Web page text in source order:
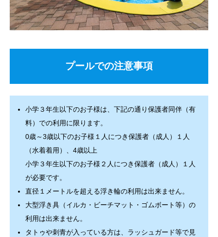
プールでの注意事項
小学３年生以下のお子様は、下記の通り保護者同伴（有
料）での利用に限ります。
0歳～3歳以下のお子様１人につき保護者（成人）１人
（水着着用）、4歳以上
小学３年生以下のお子様２人につき保護者（成人）１人
が必要です。
直径１メートルを超える浮き輪の利用は出来ません。
大型浮き具（イルカ・ビーチマット・ゴムボート等）の
利用は出来ません。
タトゥや刺青が入っている方は、ラッシュガード等で見